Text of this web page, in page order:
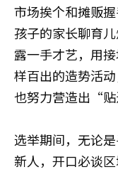
市场挨个和摊贩
孩子的家长聊育
露一手才艺，用
样百出的造势活
也努力营造出“贴
选举期间，无论
新人，开口必谈